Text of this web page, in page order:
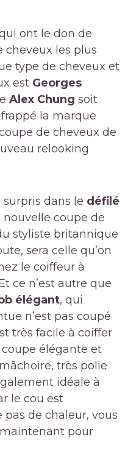
ont le don de
cheveux les plus
type de cheveux et
est Georges
Alex Chung soit
la marque
de cheveux de
relooking
surpris dans le défilé
nouvelle coupe de
styliste britannique
sera celle qu’on
le coiffeur à
ce n’est autre que
élégant, qui
n’est pas coupé
très facile à coiffer
coupe élégante et
très polie
idéale à
le cou est
pas de chaleur, vous
pour